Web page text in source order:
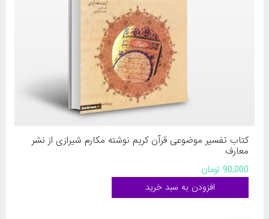
کتاب تفسیر موضوعی قرآن کریم نوشته مکارم شیرازی از نشر
معارف
90,000 تومان